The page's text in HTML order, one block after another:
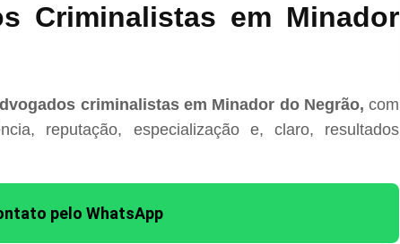
Criminalistas em Minador
criminalistas em Minador do Negrão, com
reputação, especialização e, claro, resultados
pelo WhatsApp